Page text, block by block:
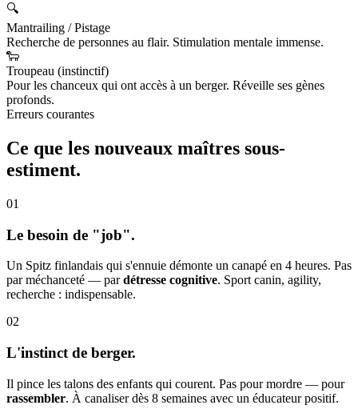
🔍
Mantrailing / Pistage
Recherche de personnes au flair. Stimulation mentale immense.
🐑
Troupeau (instinctif)
Pour les chanceux qui ont accès à un berger. Réveille ses gènes
profonds.
Erreurs courantes
Ce que les nouveaux maîtres sous-
estiment.
01
Le besoin de "job".
Un Spitz finlandais qui s'ennuie démonte un canapé en 4 heures. Pas
par méchanceté — pardétresse cognitive. Sport canin, agility,
recherche : indispensable.
02
L'instinct de berger.
Il pince les talons des enfants qui courent. Pas pour mordre — pour
rassembler. À canaliser dès 8 semaines avec un éducateur positif.